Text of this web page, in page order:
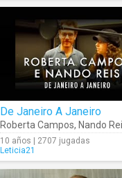
De Janeiro A Janeiro
Roberta Campos, Nando
10 años | 2707 jugadas
Leticia21